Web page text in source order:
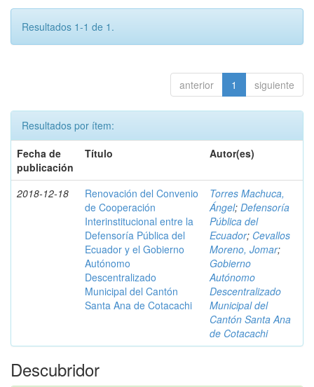
Resultados 1-1 de 1.
anterior 1 siguiente
Resultados por ítem:
Fecha de
publicación
Título Autor(es)
2018-12-18
Renovación del Convenio
de Cooperación
Interinstitucional entre la
Defensoría Pública del
Ecuador y el Gobierno
Autónomo
Descentralizado
Municipal del Cantón
Santa Ana de Cotacachi
Torres Machuca,
Ángel; Defensoría
Pública del
Ecuador; Cevallos
Moreno, Jomar;
Gobierno
Autónomo
Descentralizado
Municipal del
Cantón Santa Ana
de Cotacachi
Descubridor